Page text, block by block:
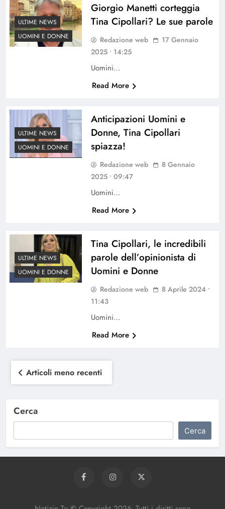
ULTIME NEWS
UOMINI E DONNE
Giorgio Manetti corteggia
Tina Cipollari? Le sue parole
Redazione web
17 Gennaio
2025 • 14:25
Uomini…
Read More
ULTIME NEWS
UOMINI E DONNE
Anticipazioni Uomini e
Donne, Tina Cipollari
spiazza!
Redazione web
8 Gennaio
2025 • 09:47
Uomini…
Read More
ULTIME NEWS
UOMINI E DONNE
Tina Cipollari, le incredibili
parole dell’opinionista di
Uomini e Donne
Redazione web
8 Aprile 2024 •
11:43
Uomini…
Read More
Navigazione
articoli
Articoli meno recenti
Cerca
Cerca